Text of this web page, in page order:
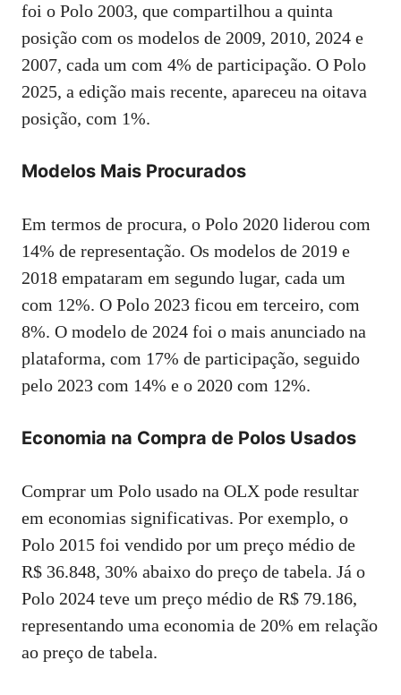
foi o Polo 2003, que compartilhou a quinta
posição com os modelos de 2009, 2010, 2024 e
2007, cada um com 4% de participação. O Polo
2025, a edição mais recente, apareceu na oitava
posição, com 1%.
Modelos Mais Procurados
Em termos de procura, o Polo 2020 liderou com
14% de representação. Os modelos de 2019 e
2018 empataram em segundo lugar, cada um
com 12%. O Polo 2023 ficou em terceiro, com
8%. O modelo de 2024 foi o mais anunciado na
plataforma, com 17% de participação, seguido
pelo 2023 com 14% e o 2020 com 12%.
Economia na Compra de Polos Usados
Comprar um Polo usado na OLX pode resultar
em economias significativas. Por exemplo, o
Polo 2015 foi vendido por um preço médio de
R$ 36.848, 30% abaixo do preço de tabela. Já o
Polo 2024 teve um preço médio de R$ 79.186,
representando uma economia de 20% em relação
ao preço de tabela.